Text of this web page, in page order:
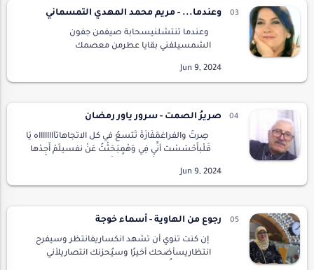
وعندما... - مريم محمد المهدي التمسماني
وعندما تنتشلنيسحابة صيفمن جفون
الشمسيلفني بقايا عطرمن معصمك
ذابلةتستنشق الآهاتتنهيدات لاسعةتفسح لي و
صريرُ الصمت - سرور ياور رمضان
صِرتُ والفراغمَفَازَةً تَتسعُ في كل الاتجاهاتآاااااااه يَا
قَلْبأَحْسَسْت أنِّي فِي وَهْمٍبَحَثْتُ عَنْ نفسيلَمْ أَجِدْها
رجوع من الهاوية - أسماء خوجة
إن كنت تنوي أن تشهد انكساريفانتظر وسيفرح
انتظاريسأضحك أخيرًا وسيُحزنك انتصاريلأني